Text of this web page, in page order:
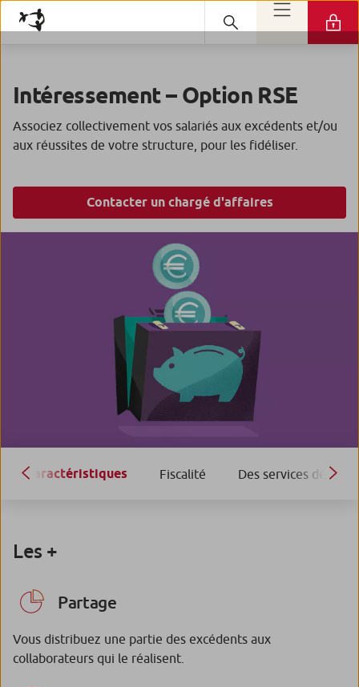
Intéressement – Option RSE
Associez collectivement vos salariés aux excédents et/ou
aux réussites de votre structure, pour les fidéliser.
Contacter un chargé d'affaires
Caractéristiques Fiscalité Des services dédiés
Les +
Partage
Vous distribuez une partie des excédents aux
collaborateurs qui le réalisent.